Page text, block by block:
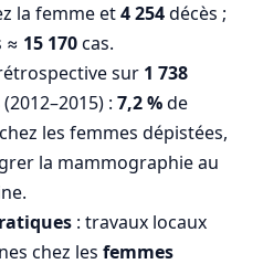
la femme et4 254décès ;
≈ 15 170cas.
sur 1 738
(2012–2015) : 7,2 %de
les femmes dépistées,
la mammographie au
: travaux locaux
chez les femmes